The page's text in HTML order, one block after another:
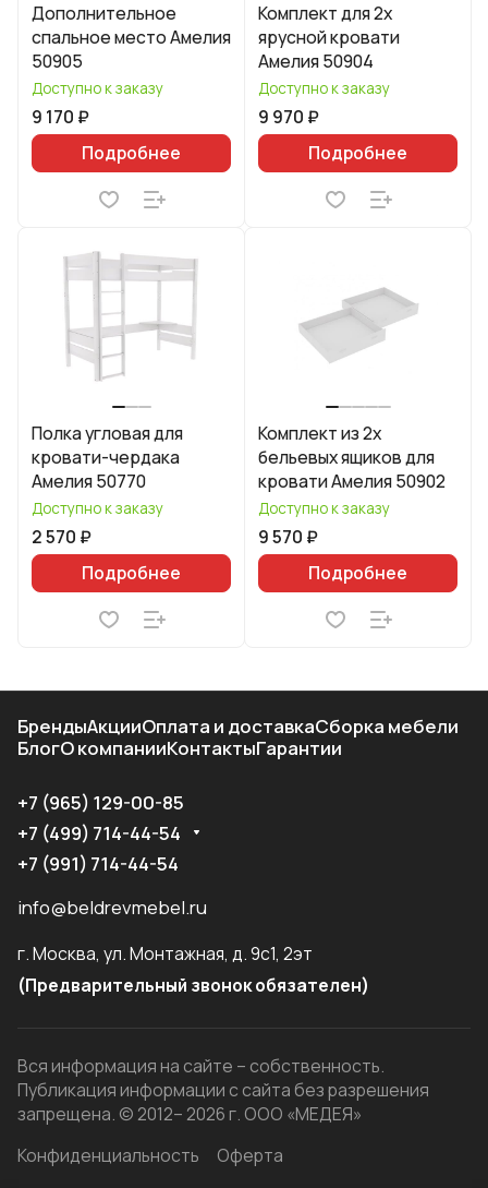
Дополнительное
спальное место Амелия
50905
Доступно к заказу
9 170 ₽
Подробнее
Комплект для 2х
ярусной кровати
Амелия 50904
Доступно к заказу
9 970 ₽
Подробнее
Полка угловая для
кровати-чердака
Амелия 50770
Доступно к заказу
2 570 ₽
Подробнее
Комплект из 2х
бельевых ящиков для
кровати Амелия 50902
Доступно к заказу
9 570 ₽
Подробнее
БрендыАкцииОплата и доставкаСборка мебели
БлогО компанииКонтактыГарантии
+7 (965) 129-00-85
+7 (499) 714-44-54
+7 (991) 714-44-54
info@beldrevmebel.ru
г. Москва, ул. Монтажная, д. 9с1, 2эт
(Предварительный звонок обязателен)
Вся информация на сайте – собственность.
Публикация информации с сайта без разрешения
запрещена. © 2012– 2026 г. ООО «МЕДЕЯ»
Конфиденциальность
Оферта